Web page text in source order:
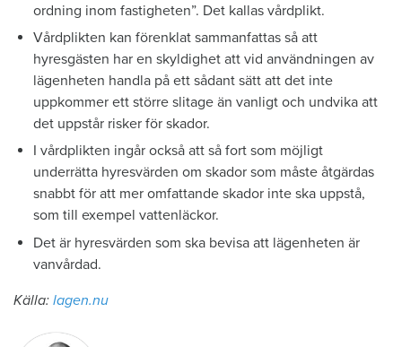
ordning inom fastigheten”. Det kallas vårdplikt.
Vårdplikten kan förenklat sammanfattas så att
hyresgästen har en skyldighet att vid användningen av
lägenheten handla på ett sådant sätt att det inte
uppkommer ett större slitage än vanligt och undvika att
det uppstår risker för skador.
I vårdplikten ingår också att så fort som möjligt
underrätta hyresvärden om skador som måste åtgärdas
snabbt för att mer omfattande skador inte ska uppstå,
som till exempel vattenläckor.
Det är hyresvärden som ska bevisa att lägenheten är
vanvårdad.
Källa: lagen.nu